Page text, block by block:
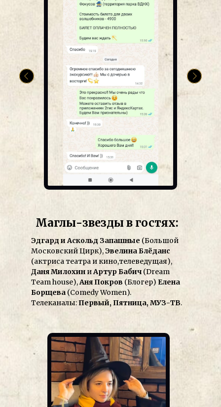
Эдгард и Аскольд Запашные (Большой
Московский Цирк), Эвелина Блёданс
(актриса театра и кино,телеведущая),
Даня Милохин иАртур Бабич (Dream
Team house),Аня Покров (Блогер) Елена
Борщева (Comedy Women).
Телеканалы:Первый, Пятница, МУЗ-ТВ.
Маглы-звезды в гостях: